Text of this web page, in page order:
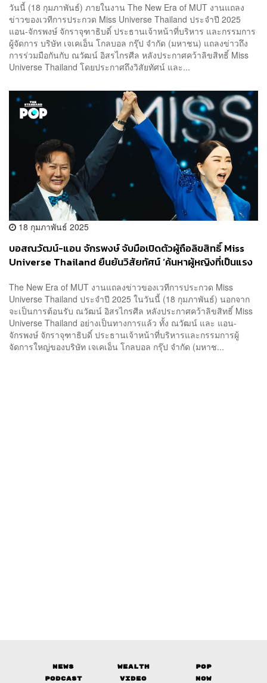
วันนี้ (18 กุมภาพันธ์) ภายในงาน The New Era of MUT งานแถลง
ข่าวของเวทีการประกวด Miss Universe Thailand ประจำปี 2025
แอน-จักรพงษ์ จักราจุฑาธิบดิ์ ประธานเจ้าหน้าที่บริหาร และกรรมการ
ผู้จัดการ บริษัท เจเคเอ็น โกลบอล กรุ๊ป จำกัด (มหาชน) แถลงข่าวถึง
การร่วมมือกันกับ ณวัฒน์ อิสรไกรศีล หลังประกาศคว้าลิขสิทธิ์ Miss
Universe Thailand โดยประกาศถึงวิสัยทัศน์ และ...
18 กุมภาพันธ์ 2025
บอสณวัฒน์-แอน จักรพงษ์ จับมือเปิดตัวผู้ถือลิขสิทธิ์ Miss
Universe Thailand ยืนยันวิสัยทัศน์ ‘ค้นหาผู้หญิงที่เป็นแรง
The New Era of MUT งานแถลงข่าวของเวทีการประกวด Miss
Universe Thailand ประจำปี 2025 ในวันนี้ (18 กุมภาพันธ์) นอกจาก
จะเป็นการต้อนรับ ณวัฒน์ อิสรไกรศีล หลังประกาศคว้าลิขสิทธิ์ Miss
Universe Thailand อย่างเป็นทางการแล้ว ทั้ง ณวัฒน์ และ แอน-
จักรพงษ์ จักราจุฑาธิบดิ์ ประธานเจ้าหน้าที่บริหารและกรรมการผู้
จัดการใหญ่ของบริษัท เจเคเอ็น โกลบอล กรุ๊ป จำกัด (มหาช...
News Wealth
Pop
Podcast
Video Now